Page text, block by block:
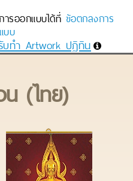
ารออกแบบได้ที่ ข้อตกลงการ
บบ
ทำ Artwork ปฏิทิน
(ไทย)